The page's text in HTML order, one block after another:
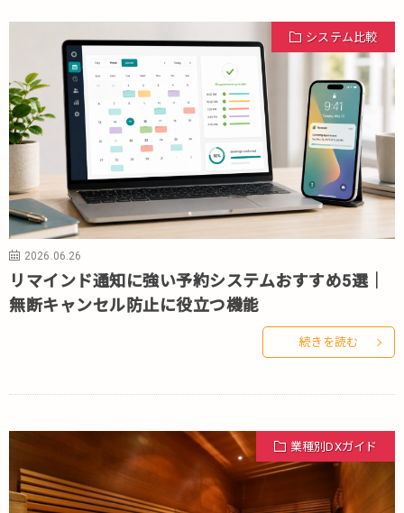
システム比較
2026.06.26
リマインド通知に強い予約システムおすすめ5選｜
無断キャンセル防止に役立つ機能
続きを読む
業種別DXガイド